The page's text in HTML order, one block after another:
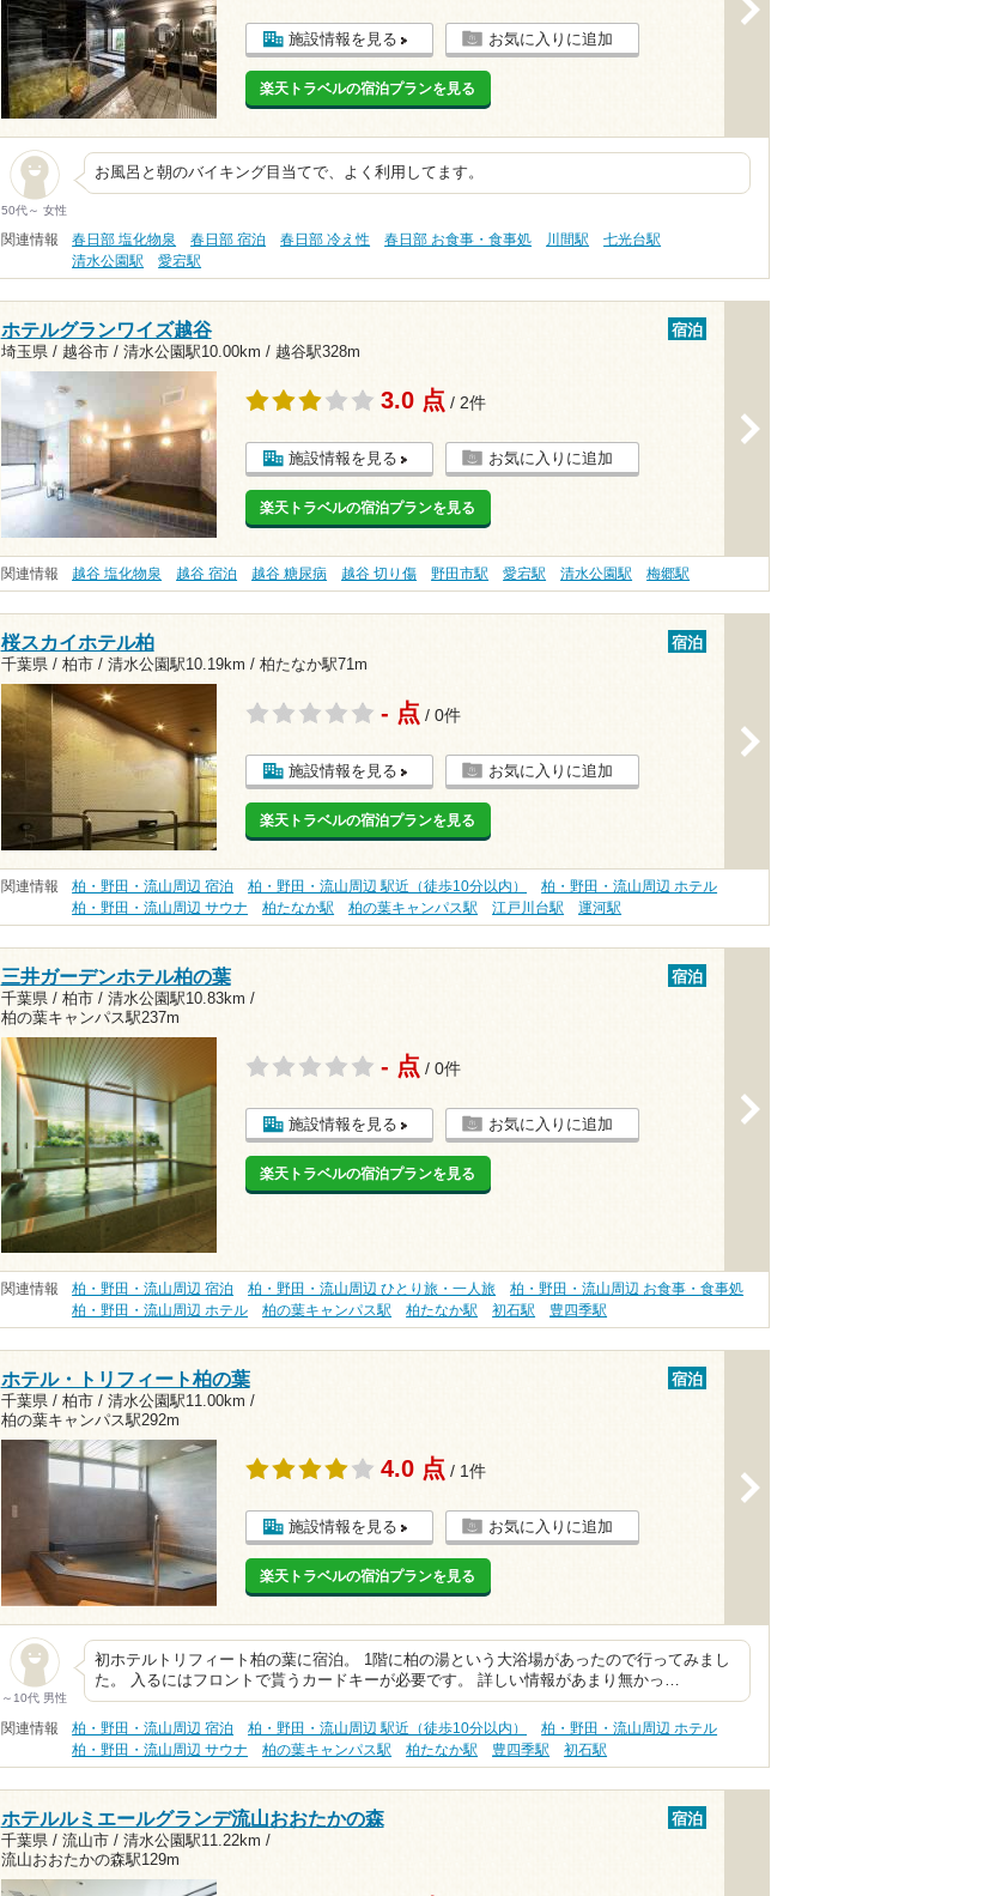
施設情報を見る お気に入りに追加
楽天トラベルの宿泊プランを見る
50代～ 女性
お風呂と朝のバイキング目当てで、よく利用してます。
関連情報 春日部 塩化物泉 春日部 宿泊 春日部 冷え性 春日部 お食事・食事処 川間駅
七光台駅
清水公園駅
愛宕駅
ホテルグランワイズ越谷
埼玉県 / 越谷市 / 清水公園駅10.00km / 越谷駅328m
宿泊
3.0 点 / 2件
施設情報を見る お気に入りに追加
楽天トラベルの宿泊プランを見る
関連情報 越谷 塩化物泉 越谷 宿泊 越谷 糖尿病 越谷 切り傷 野田市駅 愛宕駅 清水公園駅 梅郷駅
桜スカイホテル柏
千葉県 / 柏市 / 清水公園駅10.19km / 柏たなか駅71m
宿泊
- 点 / 0件
施設情報を見る お気に入りに追加
楽天トラベルの宿泊プランを見る
関連情報 柏・野田・流山周辺 宿泊 柏・野田・流山周辺 駅近（徒歩10分以内）
柏・野田・流山周辺 ホテル
柏・野田・流山周辺 サウナ
柏たなか駅 柏の葉キャンパス駅 江戸川台駅 運河駅
三井ガーデンホテル柏の葉
千葉県 / 柏市 / 清水公園駅10.83km /
柏の葉キャンパス駅237m
宿泊
- 点 / 0件
施設情報を見る お気に入りに追加
楽天トラベルの宿泊プランを見る
関連情報 柏・野田・流山周辺 宿泊 柏・野田・流山周辺 ひとり旅・一人旅
柏・野田・流山周辺 お食事・食事処
柏・野田・流山周辺 ホテル
柏の葉キャンパス駅 柏たなか駅 初石駅 豊四季駅
ホテル・トリフィート柏の葉
千葉県 / 柏市 / 清水公園駅11.00km /
柏の葉キャンパス駅292m
宿泊
4.0 点 / 1件
施設情報を見る お気に入りに追加
楽天トラベルの宿泊プランを見る
～10代 男性
初ホテルトリフィート柏の葉に宿泊。 1階に柏の湯という大浴場があったので行ってみまし
た。 入るにはフロントで貰うカードキーが必要です。 詳しい情報があまり無かっ…
関連情報 柏・野田・流山周辺 宿泊 柏・野田・流山周辺 駅近（徒歩10分以内）
柏・野田・流山周辺 ホテル
柏・野田・流山周辺 サウナ
柏の葉キャンパス駅 柏たなか駅 豊四季駅 初石駅
ホテルルミエールグランデ流山おおたかの森
千葉県 / 流山市 / 清水公園駅11.22km /
流山おおたかの森駅129m
宿泊